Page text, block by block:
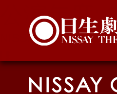
公演年度:
NISSAY OPERA